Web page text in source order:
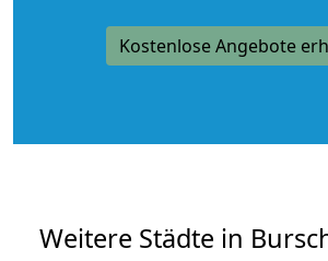
Kostenlose Angebote
Weitere Städte in